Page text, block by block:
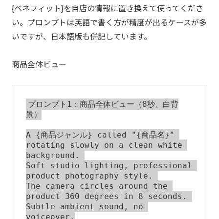
{ベネフィット}を自店の情報に置き換えて使ってくださ
い。プロンプトは英語で書く方が精度が出るケースが多
いですが、日本語版も併記しています。
商品全体ビュー
プロンプト1：商品全体ビュー（8秒、白背
景）
A {商品ジャンル} called "{商品名}"
rotating slowly on a clean white
background.
Soft studio lighting, professional
product photography style.
The camera circles around the
product 360 degrees in 8 seconds.
Subtle ambient sound, no
voiceover.